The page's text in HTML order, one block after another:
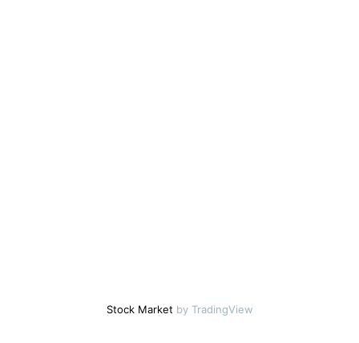
Stock Market by TradingView